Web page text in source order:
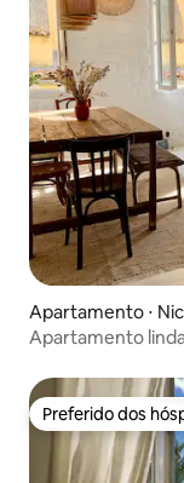
Apartamento ⋅
Apartamento
Preferido dos
Preferido dos